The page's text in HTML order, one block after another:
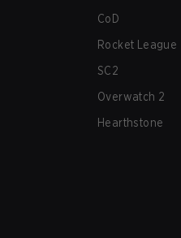
CoD
Rocket League
SC2
Overwatch 2
Hearthstone